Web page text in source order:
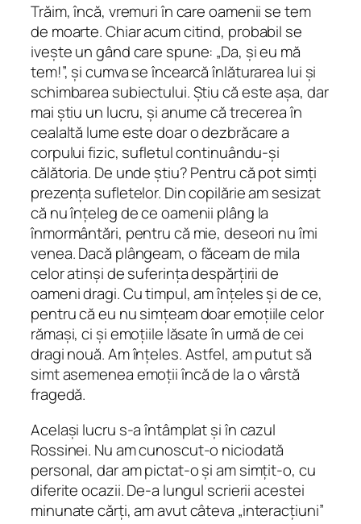
Trăim, încă, vremuri în care oamenii se tem
de moarte. Chiar acum citind, probabil se
ivește un gând care spune: „Da, și eu mă
tem!”, și cumva se încearcă înlăturarea lui și
schimbarea subiectului. Știu că este așa, dar
mai știu un lucru, și anume că trecerea în
cealaltă lume este doar o dezbrăcare a
corpului fizic, sufletul continuându-și
călătoria. De unde știu? Pentru că pot simți
prezența sufletelor. Din copilărie am sesizat
că nu înțeleg de ce oamenii plâng la
înmormântări, pentru că mie, deseori nu îmi
venea. Dacă plângeam, o făceam de mila
celor atinși de suferința despărțirii de
oameni dragi. Cu timpul, am înțeles și de ce,
pentru că eu nu simțeam doar emoțiile celor
rămași, ci și emoțiile lăsate în urmă de cei
dragi nouă. Am înțeles. Astfel, am putut să
simt asemenea emoţii încă de la o vârstă
fragedă.
Același lucru s-a întâmplat și în cazul
Rossinei. Nu am cunoscut-o niciodată
personal, dar am pictat-o și am simţit-o, cu
diferite ocazii. De-a lungul scrierii acestei
minunate cărți, am avut câteva „interacţiuni”